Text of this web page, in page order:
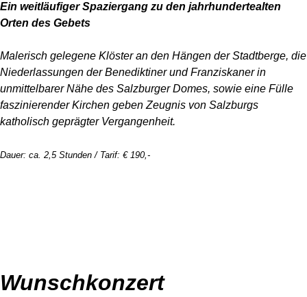
Ein weitläufiger Spaziergang zu den jahrhundertealten
Orten des Gebets
Malerisch gelegene Klöster an den Hängen der Stadtberge, die
Niederlassungen der Benediktiner und Franziskaner in
unmittelbarer Nähe des Salzburger Domes, sowie eine Fülle
faszinierender Kirchen geben Zeugnis von Salzburgs
katholisch geprägter Vergangenheit.
Dauer: ca. 2,5 Stunden / Tarif: € 190,-
Wunschkonzert